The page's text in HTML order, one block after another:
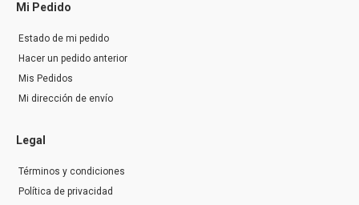
Mi Pedido
Estado de mi pedido
Hacer un pedido anterior
Mis Pedidos
Mi dirección de envío
Legal
Términos y condiciones
Política de privacidad